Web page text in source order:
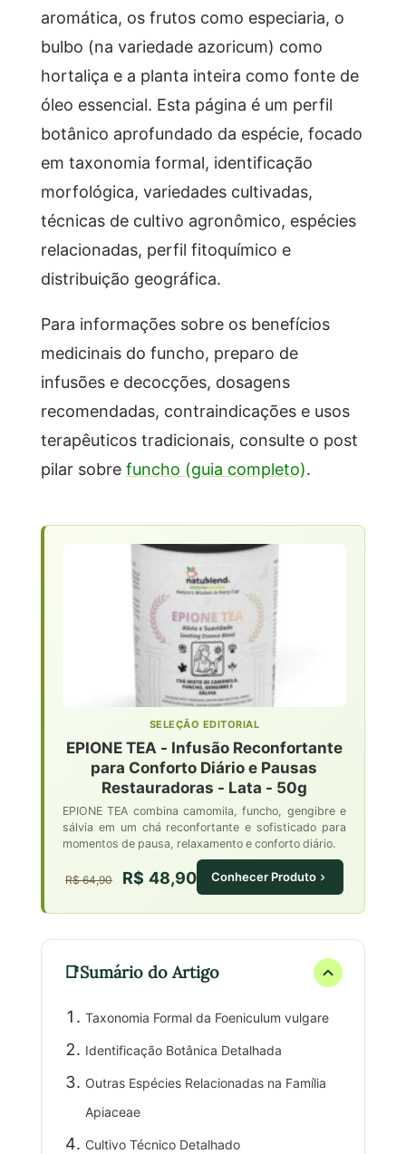
aromática, os frutos como especiaria, o
bulbo (na variedade azoricum) como
hortaliça e a planta inteira como fonte de
óleo essencial. Esta página é um perfil
botânico aprofundado da espécie, focado
em taxonomia formal, identificação
morfológica, variedades cultivadas,
técnicas de cultivo agronômico, espécies
relacionadas, perfil fitoquímico e
distribuição geográfica.
Para informações sobre os benefícios
medicinais do funcho, preparo de
infusões e decocções, dosagens
recomendadas, contraindicações e usos
terapêuticos tradicionais, consulte o post
pilar sobre funcho (guia completo).
SELEÇÃO EDITORIAL
EPIONE TEA - Infusão Reconfortante
para Conforto Diário e Pausas
Restauradoras - Lata - 50g
EPIONE TEA combina camomila, funcho, gengibre e
sálvia em um chá reconfortante e sofisticado para
momentos de pausa, relaxamento e conforto diário.
R$ 64,90 R$ 48,90 Conhecer Produto
Sumário do Artigo
Taxonomia Formal da Foeniculum vulgare
Identificação Botânica Detalhada
Outras Espécies Relacionadas na Família
Apiaceae
Cultivo Técnico Detalhado